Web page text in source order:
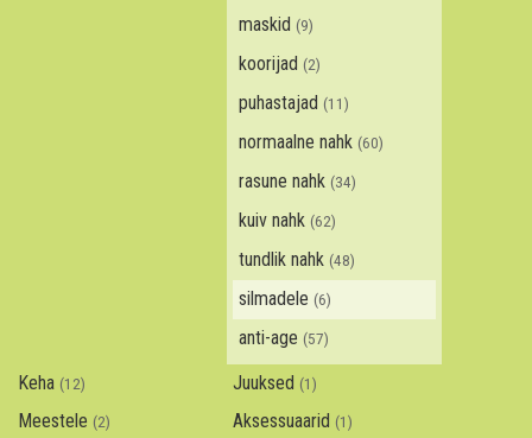
maskid (9)
koorijad (2)
puhastajad (11)
normaalne nahk (60)
rasune nahk (34)
kuiv nahk (62)
tundlik nahk (48)
silmadele (6)
anti-age (57)
Keha (12) Juuksed (1)
Meestele (2) Aksessuaarid (1)